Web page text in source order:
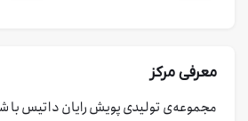
معرفی مرکز